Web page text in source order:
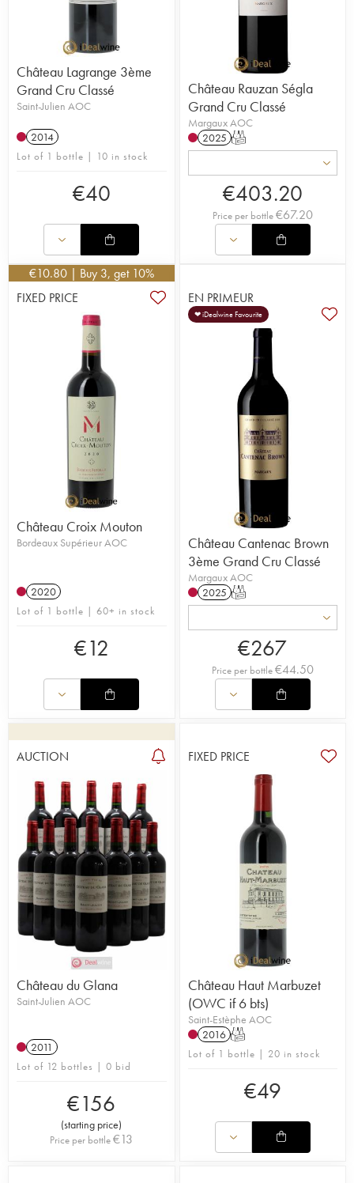
Château Lagrange 3ème
Grand Cru Classé
Saint-Julien AOC
2014
Lot of 1 bottle | 10 in stock
€40
Château Rauzan Ségla
Grand Cru Classé
Margaux AOC
2025 T
€403.20
Price per bottle€67.20
€10.80 | Buy 3, get 10%
FIXED PRICE
Château Croix Mouton
Bordeaux Supérieur AOC
2020
Lot of 1 bottle | 60+ in stock
€12
EN PRIMEUR
❤ iDealwine Favourite
Château Cantenac Brown
3ème Grand Cru Classé
Margaux AOC
2025 T
€267
Price per bottle€44.50
AUCTION
Château du Glana
Saint-Julien AOC
2011
Lot of 12 bottles | 0 bid
€156
(starting price)
Price per bottle€13
FIXED PRICE
Château Haut Marbuzet
(OWC if 6 bts)
Saint-Estèphe AOC
2016 T
Lot of 1 bottle | 20 in stock
€49